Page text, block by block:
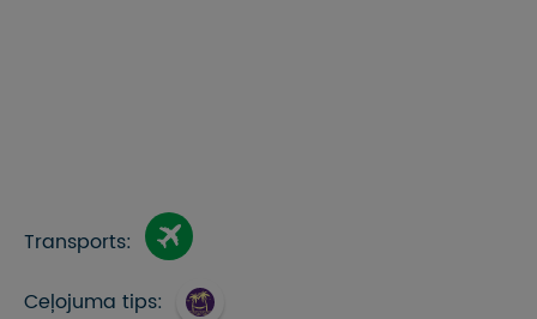
Transports:
Ceļojuma tips: